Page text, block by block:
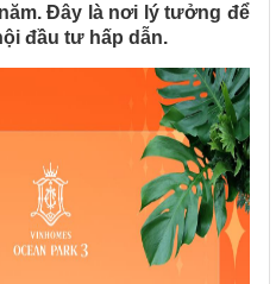
Đây là nơi lý tưởng để
đầu tư hấp dẫn.